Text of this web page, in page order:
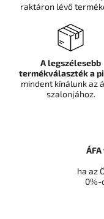
raktáron lévő
A legszélesebb
termékválaszték a
mindent kínálunk az
szalonjához.
ha az
0%-